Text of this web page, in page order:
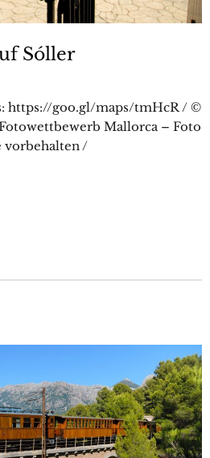
Sóller
https://goo.gl/maps/tmHcR / ©
Mallorca – Foto
vorbehalten /